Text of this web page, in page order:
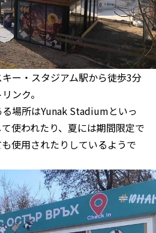
ー・スタジアム駅から徒歩3分
ンク。
場所はYunak Stadiumといっ
使われたり、夏には期間限定で
使用されたりしているようで